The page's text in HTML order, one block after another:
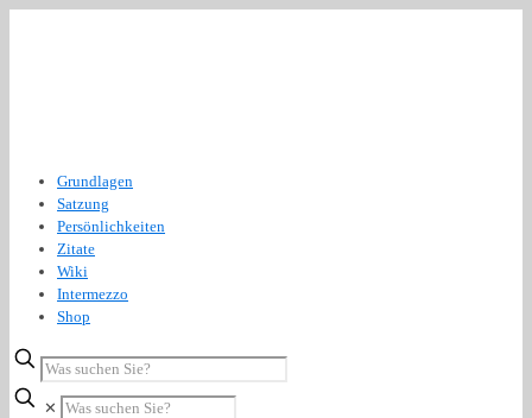
Grundlagen
Satzung
Persönlichkeiten
Zitate
Wiki
Intermezzo
Shop
✕